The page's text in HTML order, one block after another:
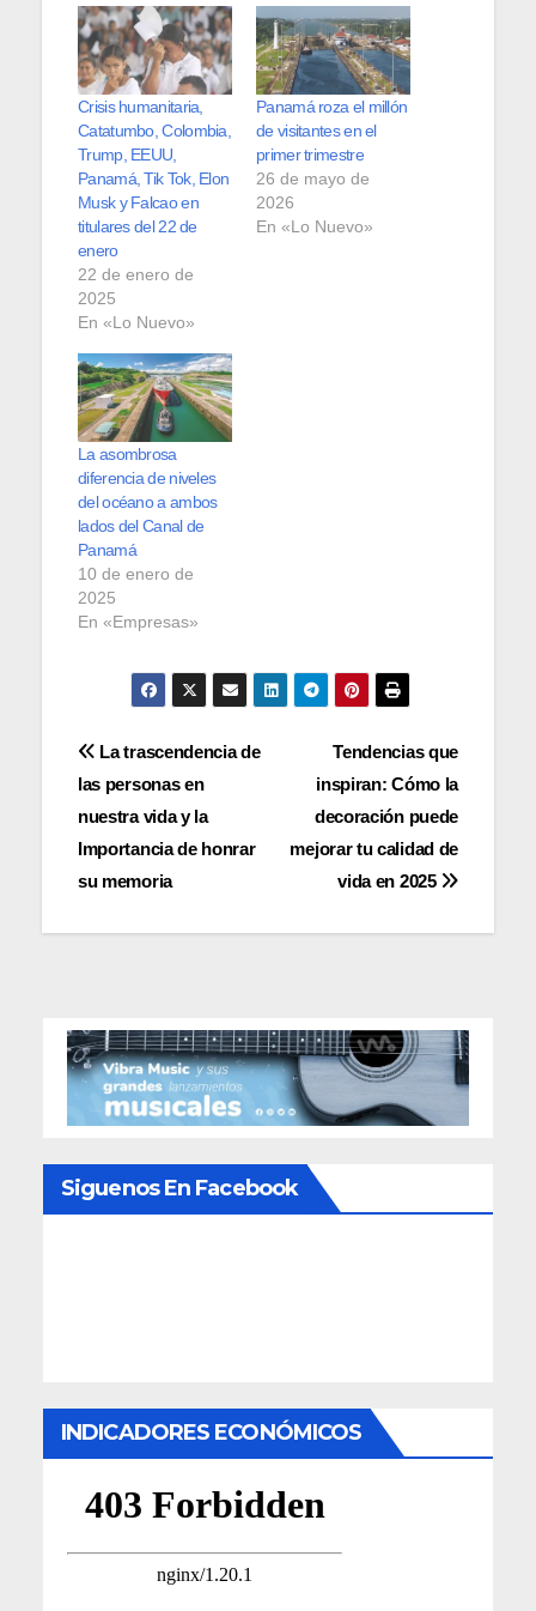
Crisis humanitaria,
Catatumbo, Colombia,
Trump, EEUU,
Panamá, Tik Tok, Elon
Musk y Falcao en
titulares del 22 de
enero
22 de enero de
2025
En «Lo Nuevo»
Panamá roza el millón
de visitantes en el
primer trimestre
26 de mayo de
2026
En «Lo Nuevo»
La asombrosa
diferencia de niveles
del océano a ambos
lados del Canal de
Panamá
10 de enero de
2025
En «Empresas»
Navegación
de
entradas
Tendencias que
inspiran: Cómo la
decoración puede
mejorar tu calidad de
vida en 2025
La trascendencia de
las personas en
nuestra vida y la
Importancia de honrar
su memoria
Siguenos En Facebook
INDICADORES ECONÓMICOS